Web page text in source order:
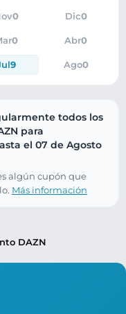
0 Dic0
0 Abr0
9 Ago0
todos los
para
el 07 de Agosto
algún cupón que
Más información
DAZN